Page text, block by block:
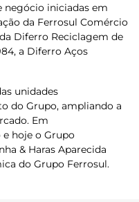
negócio iniciadas em
da Ferrosul Comércio
Diferro Reciclagem de
a Diferro Aços
unidades
do Grupo, ampliando a
Em
hoje o Grupo
& Haras Aparecida
do Grupo Ferrosul.